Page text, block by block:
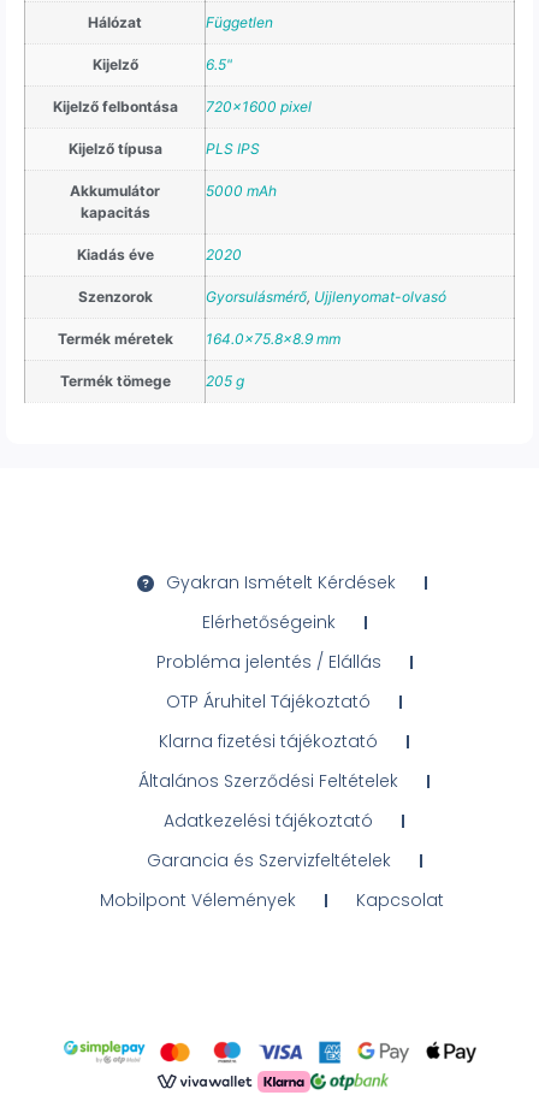
Hálózat Független
Kijelző 6.5"
Kijelző felbontása 720×1600 pixel
Kijelző típusa PLS IPS
Akkumulátor
kapacitás
5000 mAh
Kiadás éve 2020
Szenzorok Gyorsulásmérő, Ujjlenyomat-olvasó
Termék méretek 164.0×75.8×8.9 mm
Termék tömege 205 g
Gyakran Ismételt Kérdések
Elérhetőségeink
Probléma jelentés / Elállás
OTP Áruhitel Tájékoztató
Klarna fizetési tájékoztató
Általános Szerződési Feltételek
Adatkezelési tájékoztató
Garancia és Szervizfeltételek
Mobilpont Vélemények
Kapcsolat